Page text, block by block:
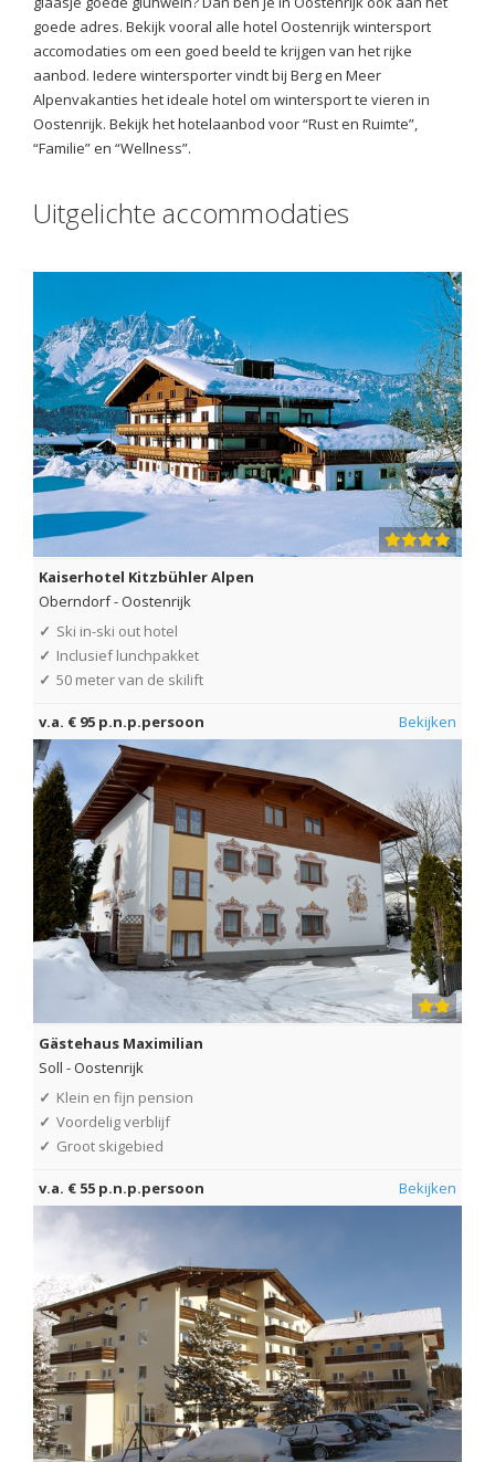
goede adres. Bekijk vooral alle hotel Oostenrijk wintersport
accomodaties om een goed beeld te krijgen van het rijke
aanbod. Iedere wintersporter vindt bij Berg en Meer
Alpenvakanties het ideale hotel om wintersport te vieren in
Oostenrijk. Bekijk het hotelaanbod voor “Rust en Ruimte”,
“Familie” en “Wellness”.
Uitgelichte accommodaties
Kaiserhotel Kitzbühler Alpen
Oberndorf-Oostenrijk
✓ Ski in-ski out hotel
✓ Inclusief lunchpakket
✓ 50 meter van de skilift
v.a. € 95 p.n.p.persoon Bekijken
Gästehaus Maximilian
Soll -Oostenrijk
✓ Klein en fijn pension
✓ Voordelig verblijf
✓ Groot skigebied
v.a. € 55 p.n.p.persoon Bekijken